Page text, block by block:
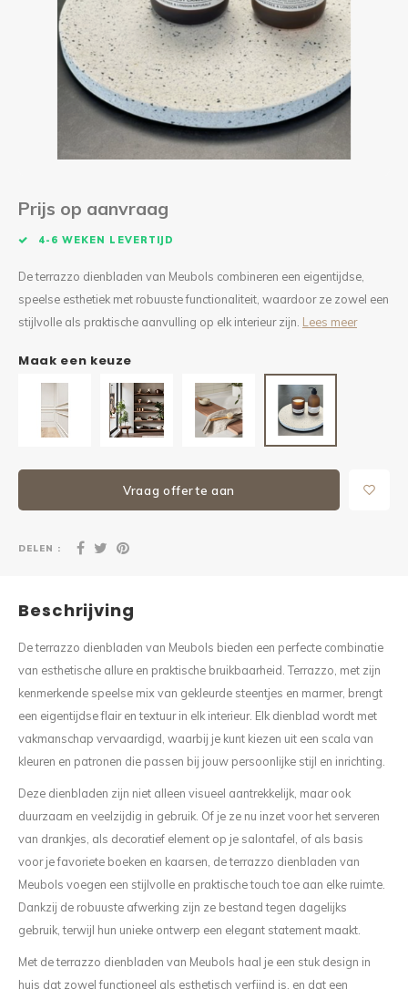
Prijs op aanvraag
4-6 WEKEN LEVERTIJD
De terrazzo dienbladen van Meubols combineren een eigentijdse,
speelse esthetiek met robuuste functionaliteit, waardoor ze zowel een
stijlvolle als praktische aanvulling op elk interieur zijn. Lees meer
Maak een keuze
Vraag offerte aan
DELEN :
Beschrijving
De terrazzo dienbladen van Meubols bieden een perfecte combinatie
van esthetische allure en praktische bruikbaarheid. Terrazzo, met zijn
kenmerkende speelse mix van gekleurde steentjes en marmer, brengt
een eigentijdse flair en textuur in elk interieur. Elk dienblad wordt met
vakmanschap vervaardigd, waarbij je kunt kiezen uit een scala van
kleuren en patronen die passen bij jouw persoonlijke stijl en inrichting.
Deze dienbladen zijn niet alleen visueel aantrekkelijk, maar ook
duurzaam en veelzijdig in gebruik. Of je ze nu inzet voor het serveren
van drankjes, als decoratief element op je salontafel, of als basis
voor je favoriete boeken en kaarsen, de terrazzo dienbladen van
Meubols voegen een stijlvolle en praktische touch toe aan elke ruimte.
Dankzij de robuuste afwerking zijn ze bestand tegen dagelijks
gebruik, terwijl hun unieke ontwerp een elegant statement maakt.
Met de terrazzo dienbladen van Meubols haal je een stuk design in
huis dat zowel functioneel als esthetisch verfijnd is, en dat een